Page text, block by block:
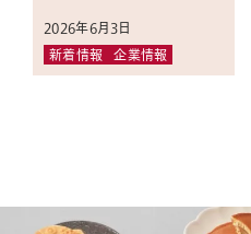
2026年6月3日
新着情報 企業情報